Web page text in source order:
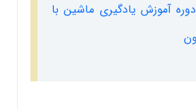
دوره آموزش یادگیری ماشین با